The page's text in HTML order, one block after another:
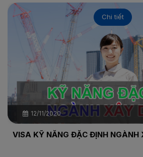
12/11/2020
Chi tiết
VISA KỸ NĂNG ĐẶC ĐỊNH NGÀNH